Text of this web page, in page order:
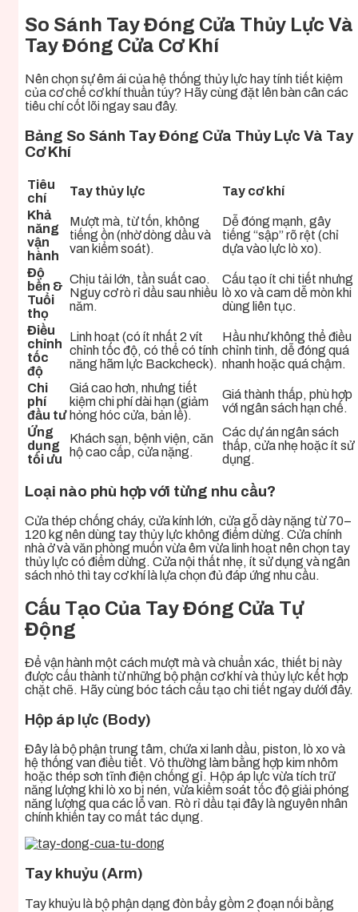
So Sánh Tay Đóng Cửa Thủy Lực Và
Tay Đóng Cửa Cơ Khí
Nên chọn sự êm ái của hệ thống thủy lực hay tính tiết kiệm
của cơ chế cơ khí thuần túy? Hãy cùng đặt lên bàn cân các
tiêu chí cốt lõi ngay sau đây.
Bảng So Sánh Tay Đóng Cửa Thủy Lực Và Tay
Cơ Khí
Tiêu
chí
Tay thủy lực
Tay cơ khí
Khả
năng
vận
hành
Mượt mà, từ tốn, không
tiếng ồn (nhờ dòng dầu và
van kiểm soát).
Dễ đóng mạnh, gây
tiếng “sập” rõ rệt (chỉ
dựa vào lực lò xo).
Độ
bền &
Tuổi
thọ
Chịu tải lớn, tần suất cao.
Nguy cơ rò rỉ dầu sau nhiều
năm.
Cấu tạo ít chi tiết nhưng
lò xo và cam dễ mòn khi
dùng liên tục.
Điều
chỉnh
tốc
độ
Linh hoạt (có ít nhất 2 vít
chỉnh tốc độ, có thể có tính
năng hãm lực Backcheck).
Hầu như không thể điều
chỉnh tinh, dễ đóng quá
nhanh hoặc quá chậm.
Chi
phí
đầu tư
Giá cao hơn, nhưng tiết
kiệm chi phí dài hạn (giảm
hỏng hóc cửa, bản lề).
Giá thành thấp, phù hợp
với ngân sách hạn chế.
Ứng
dụng
tối ưu
Khách sạn, bệnh viện, căn
hộ cao cấp, cửa nặng.
Các dự án ngân sách
thấp, cửa nhẹ hoặc ít sử
dụng.
Loại nào phù hợp với từng nhu cầu?
Cửa thép chống cháy, cửa kính lớn, cửa gỗ dày nặng từ 70–
120 kg nên dùng tay thủy lực không điểm dừng. Cửa chính
nhà ở và văn phòng muốn vừa êm vừa linh hoạt nên chọn tay
thủy lực có điểm dừng. Cửa nội thất nhẹ, ít sử dụng và ngân
sách nhỏ thì tay cơ khí là lựa chọn đủ đáp ứng nhu cầu.
Cấu Tạo Của Tay Đóng Cửa Tự
Động
Để vận hành một cách mượt mà và chuẩn xác, thiết bị này
được cấu thành từ những bộ phận cơ khí và thủy lực kết hợp
chặt chẽ. Hãy cùng bóc tách cấu tạo chi tiết ngay dưới đây.
Hộp áp lực (Body)
Đây là bộ phận trung tâm, chứa xi lanh dầu, piston, lò xo và
hệ thống van điều tiết. Vỏ thường làm bằng hợp kim nhôm
hoặc thép sơn tĩnh điện chống gỉ. Hộp áp lực vừa tích trữ
năng lượng khi lò xo bị nén, vừa kiểm soát tốc độ giải phóng
năng lượng qua các lỗ van. Rò rỉ dầu tại đây là nguyên nhân
chính khiến tay co mất tác dụng.
Tay khuỷu (Arm)
Tay khuỷu là bộ phận dạng đòn bẩy gồm 2 đoạn nối bằng